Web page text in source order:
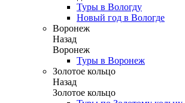
Туры в Вологду
Новый год в Вологде
Воронеж
Назад
Воронеж
Туры в Воронеж
Золотое кольцо
Назад
Золотое кольцо